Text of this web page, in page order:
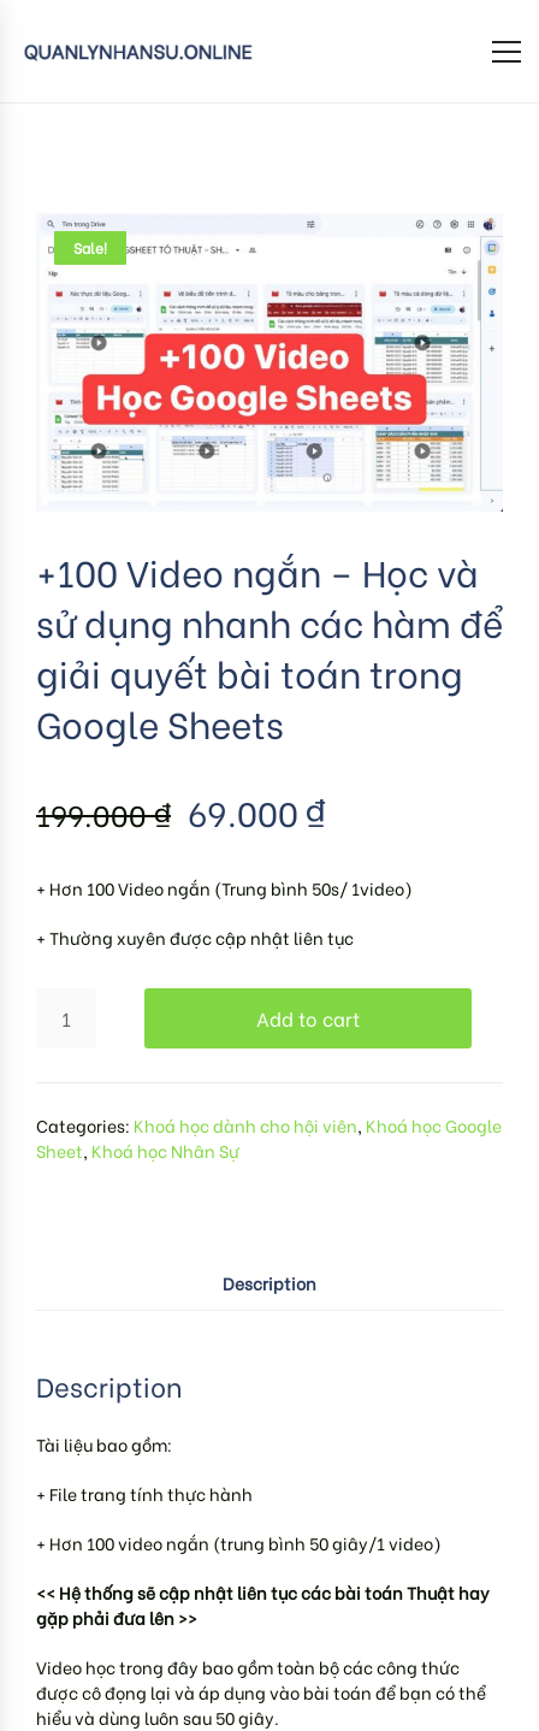
Sale!
+100 Video ngắn – Học và
sử dụng nhanh các hàm để
giải quyết bài toán trong
Google Sheets
199.000₫ 69.000 ₫
+ Hơn 100 Video ngắn (Trung bình 50s/ 1video)
+ Thường xuyên được cập nhật liên tục
Add to cart
Categories: Khoá học dành cho hội viên, Khoá học Google
Sheet, Khoá học Nhân Sự
Description
Description
Tài liệu bao gồm:
+ File trang tính thực hành
+ Hơn 100 video ngắn (trung bình 50 giây/1 video)
<< Hệ thống sẽ cập nhật liên tục các bài toán Thuật hay
gặp phải đưa lên >>
Video học trong đây bao gồm toàn bộ các công thức
được cô đọng lại và áp dụng vào bài toán để bạn có thể
hiểu và dùng luôn sau 50 giây.